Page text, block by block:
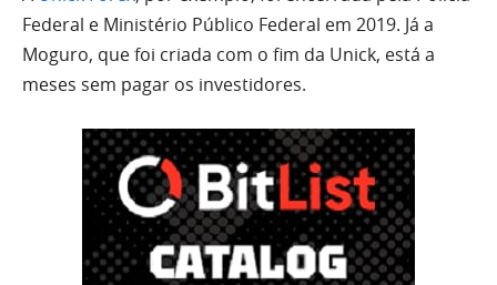
Federal e Ministério Público Federal em 2019. Já a
Moguro, que foi criada com o fim da Unick, está a
meses sem pagar os investidores.